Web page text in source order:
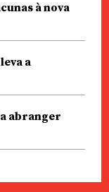
à nova
a
abranger